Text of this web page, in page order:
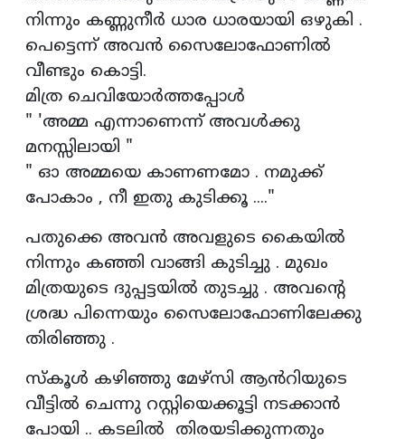
നിന്നും കണ്ണുനീർ ധാര ധാരയായി ഒഴുകി .
പെട്ടെന്ന് അവൻ സൈലോഫോണിൽ
വീണ്ടും കൊട്ടി.
മിത്ര ചെവിയോർത്തപ്പോൾ
" 'അമ്മ എന്നാണെന്ന് അവൾക്കു
മനസ്സിലായി "
" ഓ അമ്മയെ കാണണമോ . നമുക്ക്
പോകാം , നീ ഇതു കുടിക്കൂ ...."
പതുക്കെ അവൻ അവളുടെ കൈയിൽ
നിന്നും കഞ്ഞി വാങ്ങി കുടിച്ചു . മുഖം
മിത്രയുടെ ദുപ്പട്ടയിൽ തുടച്ചു . അവന്റെ
ശ്രദ്ധ പിന്നെയും സൈലോഫോണിലേക്കു
തിരിഞ്ഞു .
സ്കൂൾ കഴിഞ്ഞു മേഴ്‌സി ആൻറിയുടെ
വീട്ടിൽ ചെന്നു റസ്റ്റിയെക്കൂട്ടി നടക്കാൻ
പോയി .. കടലിൽ തിരയടിക്കുന്നതും